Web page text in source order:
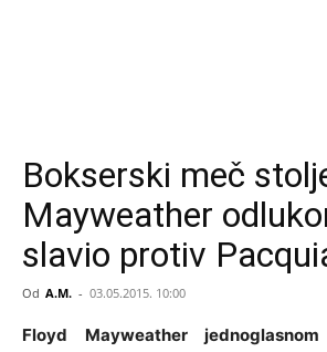
Bokserski meč
Mayweather
slavio protiv
Od A.M. - 03.05.2015. 10:00
Floyd Mayweather